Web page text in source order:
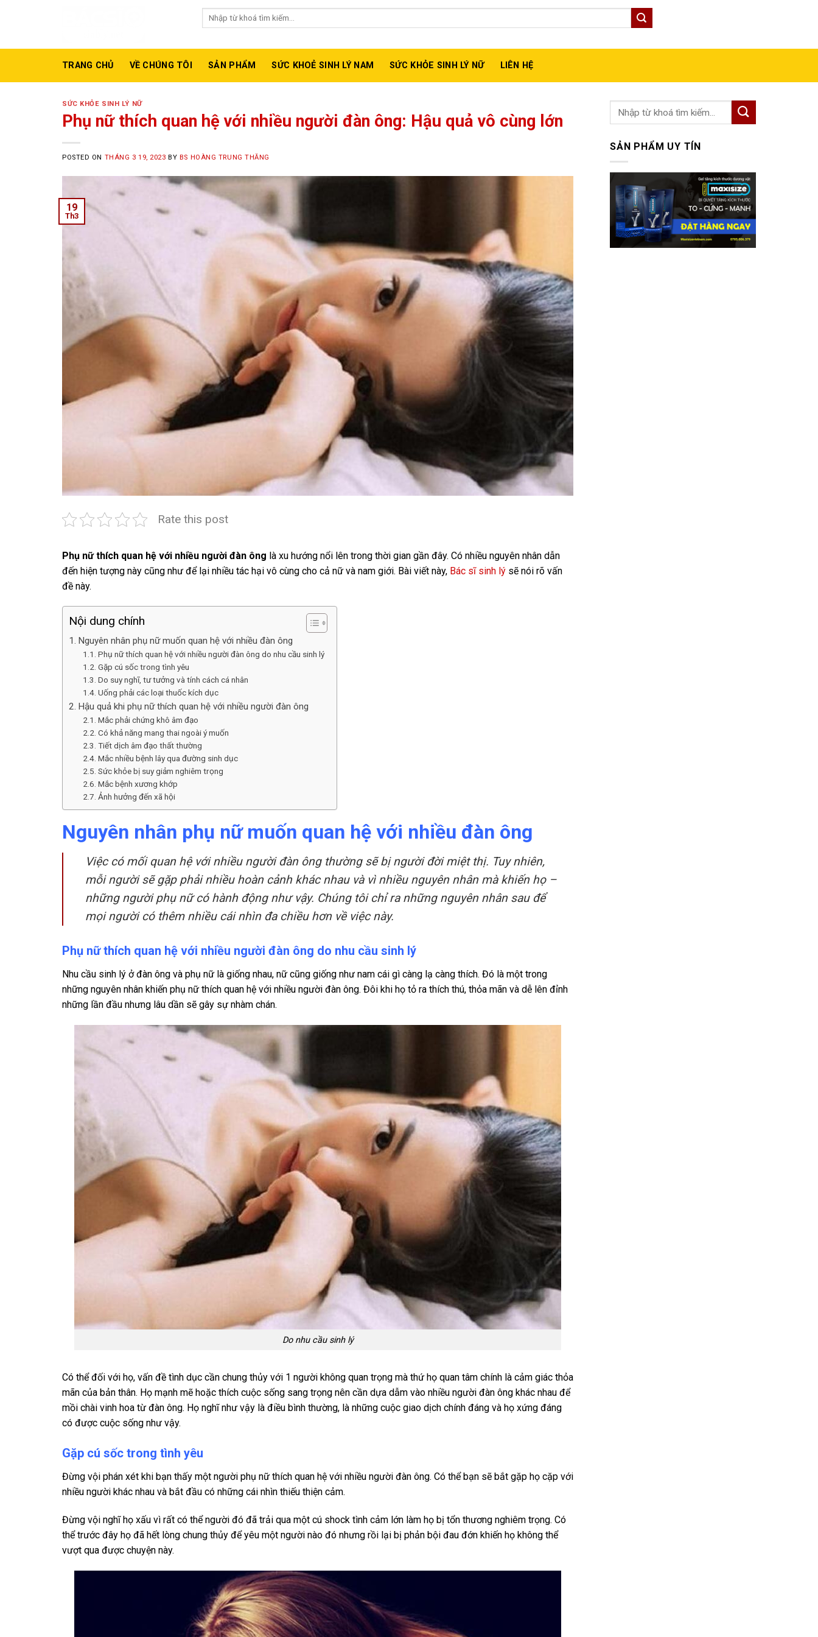
Tìm
kiếm:
TRANG CHỦ VỀ CHÚNG TÔI SẢN PHẨM SỨC KHOẺ SINH LÝ NAM SỨC KHỎE SINH LÝ NỮ LIÊN HỆ
SỨC KHỎE SINH LÝ NỮ
Phụ nữ thích quan hệ với nhiều người đàn ông: Hậu quả vô cùng lớn
POSTED ON THÁNG 3 19, 2023 BY BS HOÀNG TRUNG THĂNG
19
Th3
Rate this post
Phụ nữ thích quan hệ với nhiều người đàn ông là xu hướng nổi lên trong thời gian gần đây. Có nhiều nguyên nhân dẫn
đến hiện tượng này cũng như để lại nhiều tác hại vô cùng cho cả nữ và nam giới. Bài viết này, Bác sĩ sinh lý sẽ nói rõ vấn
đề này.
Nội dung chính
Nguyên nhân phụ nữ muốn quan hệ với nhiều đàn ông
Phụ nữ thích quan hệ với nhiều người đàn ông do nhu cầu sinh lý
Gặp cú sốc trong tình yêu
Do suy nghĩ, tư tưởng và tính cách cá nhân
Uống phải các loại thuốc kích dục
Hậu quả khi phụ nữ thích quan hệ với nhiều người đàn ông
Mắc phải chứng khô âm đạo
Có khả năng mang thai ngoài ý muốn
Tiết dịch âm đạo thất thường
Mắc nhiều bệnh lây qua đường sinh dục
Sức khỏe bị suy giảm nghiêm trọng
Mắc bệnh xương khớp
Ảnh hưởng đến xã hội
Nguyên nhân phụ nữ muốn quan hệ với nhiều đàn ông
Việc có mối quan hệ với nhiều người đàn ông thường sẽ bị người đời miệt thị. Tuy nhiên,
mỗi người sẽ gặp phải nhiều hoàn cảnh khác nhau và vì nhiều nguyên nhân mà khiến họ –
những người phụ nữ có hành động như vậy. Chúng tôi chỉ ra những nguyên nhân sau để
mọi người có thêm nhiều cái nhìn đa chiều hơn về việc này.
Phụ nữ thích quan hệ với nhiều người đàn ông do nhu cầu sinh lý
Nhu cầu sinh lý ở đàn ông và phụ nữ là giống nhau, nữ cũng giống như nam cái gì càng lạ càng thích. Đó là một trong
những nguyên nhân khiến phụ nữ thích quan hệ với nhiều người đàn ông. Đôi khi họ tỏ ra thích thú, thỏa mãn và dễ lên đỉnh
những lần đầu nhưng lâu dần sẽ gây sự nhàm chán.
Do nhu cầu sinh lý
Có thể đối với họ, vấn đề tình dục cần chung thủy với 1 người không quan trọng mà thứ họ quan tâm chính là cảm giác thỏa
mãn của bản thân. Họ mạnh mẽ hoặc thích cuộc sống sang trọng nên cần dựa dẫm vào nhiều người đàn ông khác nhau để
mồi chài vinh hoa từ đàn ông. Họ nghĩ như vậy là điều bình thường, là những cuộc giao dịch chính đáng và họ xứng đáng
có được cuộc sống như vậy.
Gặp cú sốc trong tình yêu
Đừng vội phán xét khi bạn thấy một người phụ nữ thích quan hệ với nhiều người đàn ông. Có thể bạn sẽ bắt gặp họ cặp với
nhiều người khác nhau và bắt đầu có những cái nhìn thiếu thiện cảm.
Đừng vội nghĩ họ xấu vì rất có thể người đó đã trải qua một cú shock tình cảm lớn làm họ bị tổn thương nghiêm trọng. Có
thể trước đây họ đã hết lòng chung thủy để yêu một người nào đó nhưng rồi lại bị phản bội đau đớn khiến họ không thể
vượt qua được chuyện này.
SẢN PHẨM UY TÍN